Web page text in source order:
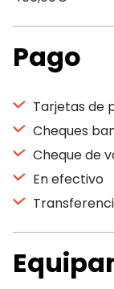
Pago
Tarjetas de
Cheques
Cheque de
En efectivo